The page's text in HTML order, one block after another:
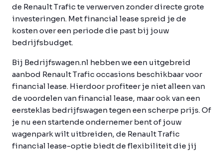
de Renault Trafic te verwerven zonder directe grote
investeringen. Met financial lease spreid je de
kosten over een periode die past bij jouw
bedrijfsbudget.
Bij Bedrijfswagen.nl hebben we een uitgebreid
aanbod Renault Trafic occasions beschikbaar voor
financial lease. Hierdoor profiteer je niet alleen van
de voordelen van financial lease, maar ook van een
eersteklas bedrijfswagen tegen een scherpe prijs. Of
je nu een startende ondernemer bent of jouw
wagenpark wilt uitbreiden, de Renault Trafic
financial lease-optie biedt de flexibiliteit die jij